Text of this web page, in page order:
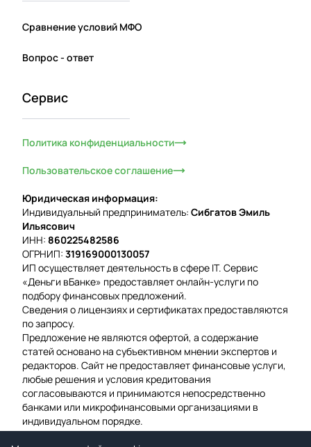
Сравнение условий МФО
Вопрос - ответ
Сервис
Политика конфиденциальности
Пользовательское соглашение
Юридическая информация:
Индивидуальный предприниматель: Сибгатов Эмиль
Ильясович
ИНН: 860225482586
ОГРНИП: 319169000130057
ИП осуществляет деятельность в сфере IT. Сервис
«Деньги вБанке» предоставляет онлайн-услуги по
подбору финансовых предложений.
Сведения о лицензиях и сертификатах предоставляются
по запросу.
Предложение не являются офертой, а содержание
статей основано на субъективном мнении экспертов и
редакторов. Сайт не предоставляет финансовые услуги,
любые решения и условия кредитования
согласовываются и принимаются непосредственно
банками или микрофинансовыми организациями в
индивидуальном порядке.
Вероятность одобрения рассчитывается на основе